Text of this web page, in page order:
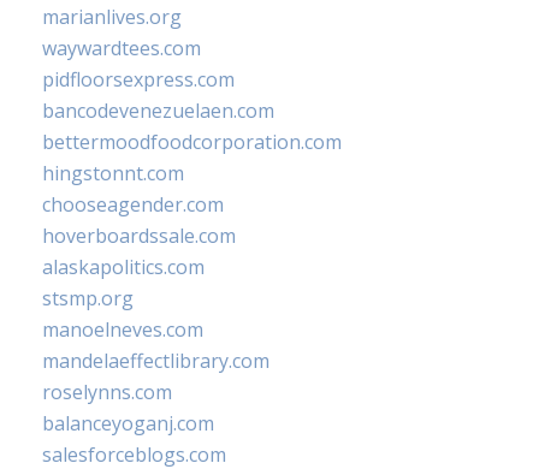
marianlives.org
waywardtees.com
pidfloorsexpress.com
bancodevenezuelaen.com
bettermoodfoodcorporation.com
hingstonnt.com
chooseagender.com
hoverboardssale.com
alaskapolitics.com
stsmp.org
manoelneves.com
mandelaeffectlibrary.com
roselynns.com
balanceyoganj.com
salesforceblogs.com